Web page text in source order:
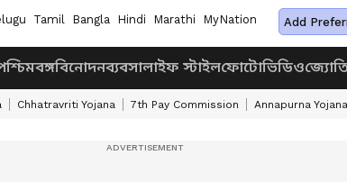
Tamil Bangla Hindi Marathi MyNation Add
বিনোদনব্যবসালাইফ স্টাইলফোটোভিডিও
Chhatravriti Yojana 7th Pay Commission Annapurna